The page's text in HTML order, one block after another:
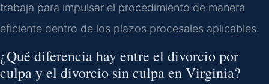
trabaja para impulsar el procedimiento de manera
eficiente dentro de los plazos procesales aplicables.
¿Qué diferencia hay entre el divorcio por
culpa y el divorcio sin culpa en Virginia?